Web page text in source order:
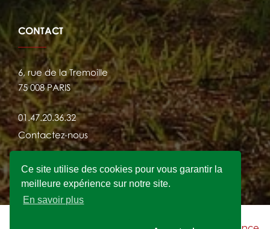
Ce site utilise des cookies pour vous garantir la
meilleure expérience sur notre site.
En savoir plus
CONTACT
6, rue de la Tremoille
75 008 PARIS
01.47.20.36.32
Contactez-nous